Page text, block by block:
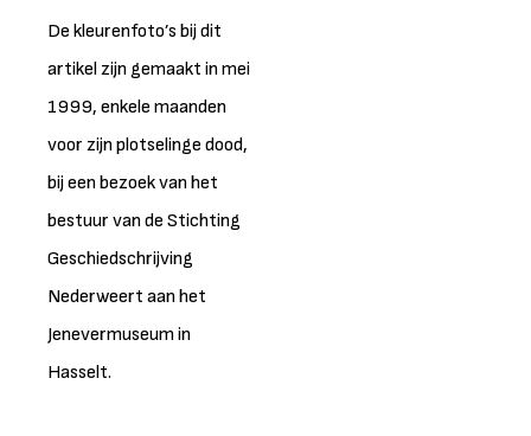
De kleurenfoto’s bij dit
artikel zijn gemaakt in mei
1999, enkele maanden
voor zijn plotselinge dood,
bij een bezoek van het
bestuur van de Stichting
Geschiedschrijving
Nederweert aan het
Jenevermuseum in
Hasselt.